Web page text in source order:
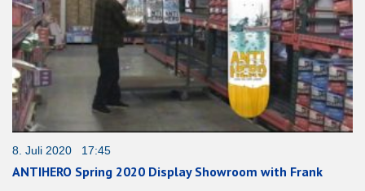
8. Juli 2020 17:45
ANTIHERO Spring 2020 Display Showroom with Frank